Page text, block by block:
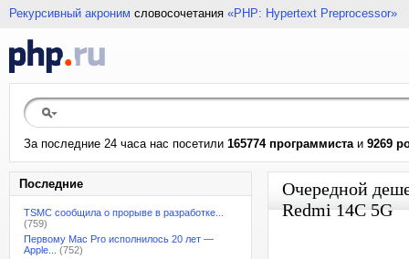
Рекурсивный акроним словосочетания «PHP: Hypertext Preprocessor»
За последние 24 часа нас посетили 165774 программистаи 9269
Последние
TSMC сообщила о прорыве в разработке...
(759)
Первому Mac Pro исполнилось 20 лет —
Apple...
(752)
Очередной
Redmi 14C 5G